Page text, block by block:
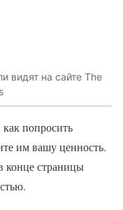
видят на сайте The
попросить
им вашу ценность.
конце страницы